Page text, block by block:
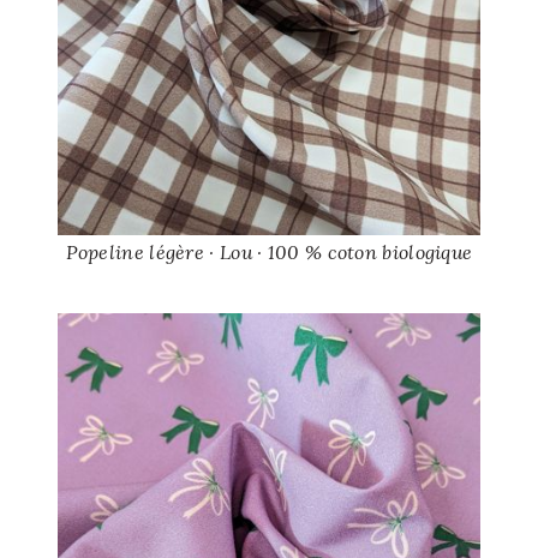
Popeline légère · Lou · 100 % coton biologique